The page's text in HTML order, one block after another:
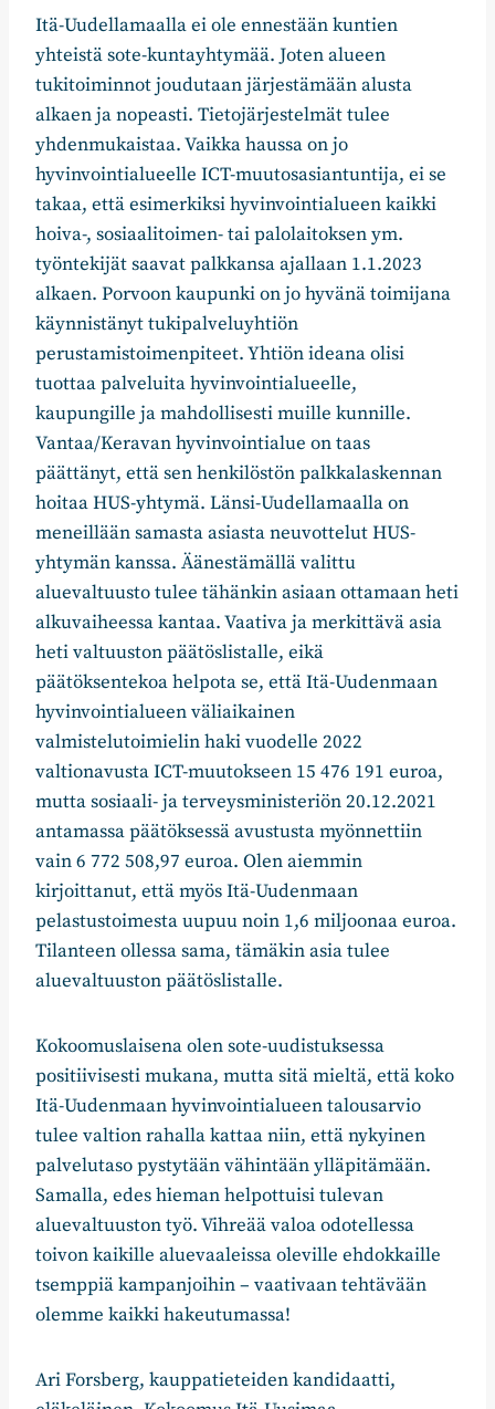
Itä-Uudellamaalla ei ole ennestään kuntien
yhteistä sote-kuntayhtymää. Joten alueen
tukitoiminnot joudutaan järjestämään alusta
alkaen ja nopeasti. Tietojärjestelmät tulee
yhdenmukaistaa. Vaikka haussa on jo
hyvinvointialueelle ICT-muutosasiantuntija, ei se
takaa, että esimerkiksi hyvinvointialueen kaikki
hoiva-, sosiaalitoimen- tai palolaitoksen ym.
työntekijät saavat palkkansa ajallaan 1.1.2023
alkaen. Porvoon kaupunki on jo hyvänä toimijana
käynnistänyt tukipalveluyhtiön
perustamistoimenpiteet. Yhtiön ideana olisi
tuottaa palveluita hyvinvointialueelle,
kaupungille ja mahdollisesti muille kunnille.
Vantaa/Keravan hyvinvointialue on taas
päättänyt, että sen henkilöstön palkkalaskennan
hoitaa HUS-yhtymä. Länsi-Uudellamaalla on
meneillään samasta asiasta neuvottelut HUS-
yhtymän kanssa. Äänestämällä valittu
aluevaltuusto tulee tähänkin asiaan ottamaan heti
alkuvaiheessa kantaa. Vaativa ja merkittävä asia
heti valtuuston päätöslistalle, eikä
päätöksentekoa helpota se, että Itä-Uudenmaan
hyvinvointialueen väliaikainen
valmistelutoimielin haki vuodelle 2022
valtionavusta ICT-muutokseen 15 476 191 euroa,
mutta sosiaali- ja terveysministeriön 20.12.2021
antamassa päätöksessä avustusta myönnettiin
vain 6 772 508,97 euroa. Olen aiemmin
kirjoittanut, että myös Itä-Uudenmaan
pelastustoimesta uupuu noin 1,6 miljoonaa euroa.
Tilanteen ollessa sama, tämäkin asia tulee
aluevaltuuston päätöslistalle.
Kokoomuslaisena olen sote-uudistuksessa
positiivisesti mukana, mutta sitä mieltä, että koko
Itä-Uudenmaan hyvinvointialueen talousarvio
tulee valtion rahalla kattaa niin, että nykyinen
palvelutaso pystytään vähintään ylläpitämään.
Samalla, edes hieman helpottuisi tulevan
aluevaltuuston työ. Vihreää valoa odotellessa
toivon kaikille aluevaaleissa oleville ehdokkaille
tsemppiä kampanjoihin – vaativaan tehtävään
olemme kaikki hakeutumassa!
Ari Forsberg, kauppatieteiden kandidaatti,